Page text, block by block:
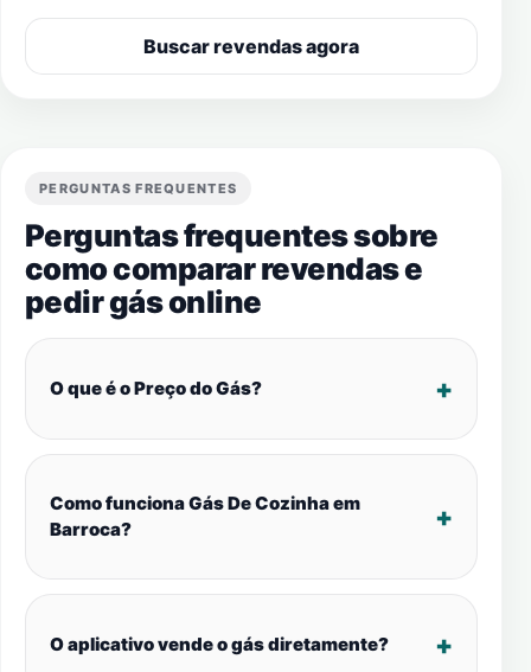
Buscar revendas agora
PERGUNTAS FREQUENTES
Perguntas frequentes sobre
como comparar revendas e
pedir gás online
O que é o Preço do Gás?
Como funciona Gás De Cozinha em
Barroca?
O aplicativo vende o gás diretamente?